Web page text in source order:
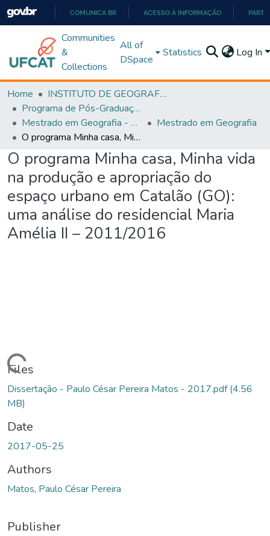
PARA
O
COMUNICA BR ACESSO À INFORMAÇÃO
Communities
&
Collections
All of
DSpace
Statistics Log In
Home
INSTITUTO DE GEOGRAFIA
Programa de Pós-Graduação em Geografia - PPGGEO
Mestrado em Geografia - PPGGEO
Mestrado em Geografia
O programa Minha casa, Minha vida na produção e apropriação do espaço urbano em Catalão (GO): uma análise do residencial Maria Amélia II – 2011/2016
O programa Minha casa, Minha vida
na produção e apropriação do
espaço urbano em Catalão (GO):
uma análise do residencial Maria
Amélia II – 2011/2016
Files
Dissertação - Paulo César Pereira Matos - 2017.pdf(4.56
MB)
Date
2017-05-25
Authors
Matos, Paulo César Pereira
Publisher